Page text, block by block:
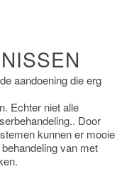
aandoening die erg
Echter niet alle
Door
kunnen er mooie
van met